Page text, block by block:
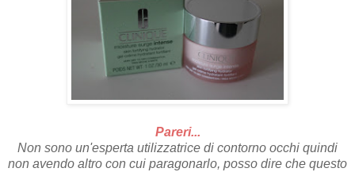
Pareri...
Non sono un'esperta utilizzatrice di contorno occhi quindi
non avendo altro con cui paragonarlo, posso dire che questo